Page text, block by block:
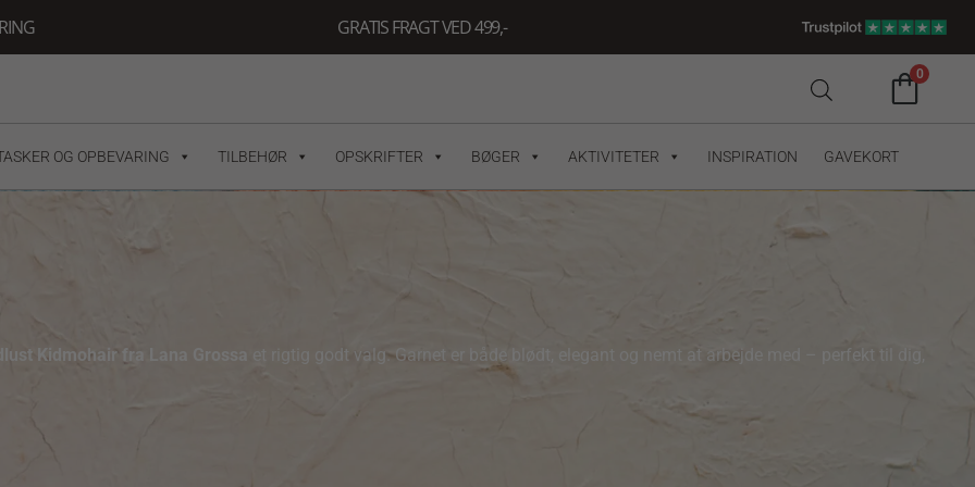
GRATIS FRAGT VED 499,-
0
OG OPBEVARING TILBEHØR OPSKRIFTER BØGER AKTIVITETER INSPIRATION GAVEKORT
Kidmohair fra Lana Grossa
et rigtig godt valg. Garnet er både blødt, elegant og nemt at arbejde med – perfekt til dig,